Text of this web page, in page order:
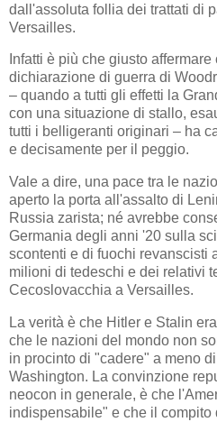
dall'assoluta follia dei trattati di
Versailles.
Infatti è più che giusto
dichiarazione di guerra di
– quando a tutti gli effetti la
con una situazione di stallo,
tutti i belligeranti originari – ha
e decisamente per il peggio.
Vale a dire, una pace tra le
aperto la porta all'assalto di
Russia zarista; né avrebbe
Germania degli anni '20 sulla
scontenti e di fuochi revanscisti
milioni di tedeschi e dei relativi
Cecoslovacchia a Versailles.
La verità è che Hitler e Stalin
che le nazioni del mondo non
in procinto di "cadere" a meno
Washington. La convinzione
neocon in generale, è che
indispensabile" e che il compito